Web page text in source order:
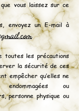
vous laissez sur ce
envoyez un E-mail à
toutes les précautions
la sécurité de ces
empêcher qu’elles ne
ou
personne physique ou